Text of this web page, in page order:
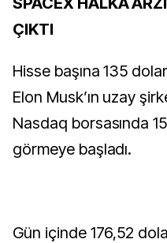
ÇIKTI
Hisse başına 135
Elon Musk’ın uzay
Nasdaq borsasında
görmeye başladı.
Gün içinde 176,52